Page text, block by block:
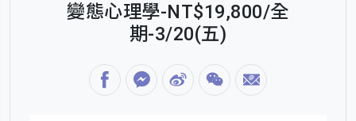
變態心理學-NT$19,800/全
期-3/20(五)